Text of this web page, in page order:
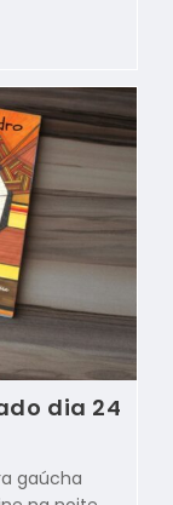
dia 24
gaúcha